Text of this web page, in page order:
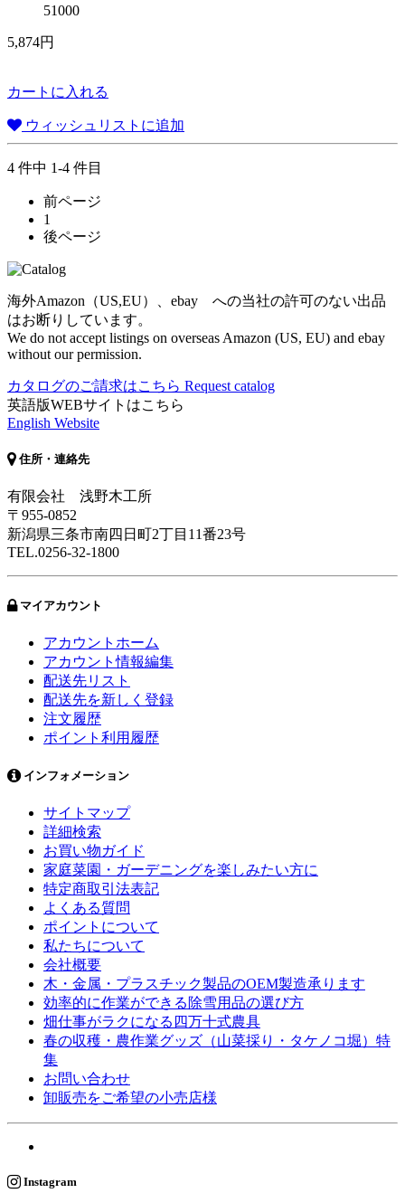
51000
5,874円
カートに入れる
ウィッシュリストに追加
4 件中 1-4 件目
前ページ
1
後ページ
海外Amazon（US,EU）、ebay への当社の許可のない出品
はお断りしています。
We do not accept listings on overseas Amazon (US, EU) and ebay
without our permission.
カタログのご請求はこちら Request catalog
英語版WEBサイトはこちら
English Website
住所・連絡先
有限会社 浅野木工所
〒955-0852
新潟県三条市南四日町2丁目11番23号
TEL.0256-32-1800
マイアカウント
アカウントホーム
アカウント情報編集
配送先リスト
配送先を新しく登録
注文履歴
ポイント利用履歴
インフォメーション
サイトマップ
詳細検索
お買い物ガイド
家庭菜園・ガーデニングを楽しみたい方に
特定商取引法表記
よくある質問
ポイントについて
私たちについて
会社概要
木・金属・プラスチック製品のOEM製造承ります
効率的に作業ができる除雪用品の選び方
畑仕事がラクになる四万十式農具
春の収穫・農作業グッズ（山菜採り・タケノコ堀）特
集
お問い合わせ
卸販売をご希望の小売店様
Instagram